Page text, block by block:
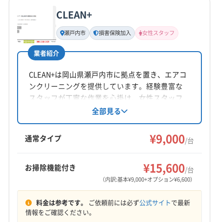
CLEAN+
瀬戸内市 損害保険加入 女性スタッフ
業者紹介
CLEAN+は岡山県瀬戸内市に拠点を置き、エアコ
ンクリーニングを提供しています。経験豊富な
スタッフが丁寧な作業を心掛け、女性スタッフ
の同行も可能です。基本料金は1台9000円から
で、複数台割引や消臭抗菌コートなどのオプシ
ョンも用意されています。損害保険加入済みで
す。
全部見る
通常タイプ ¥9,000/台
お掃除機能付き ¥15,600/台
（内訳:基本¥9,000+オプション¥6,600）
料金は参考です。 ご依頼前には必ず公式サイトで最新
情報をご確認ください。